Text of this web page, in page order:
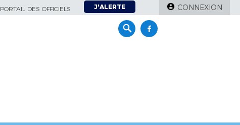
PORTAIL DES OFFICIELS J'ALERTE CONNEXION